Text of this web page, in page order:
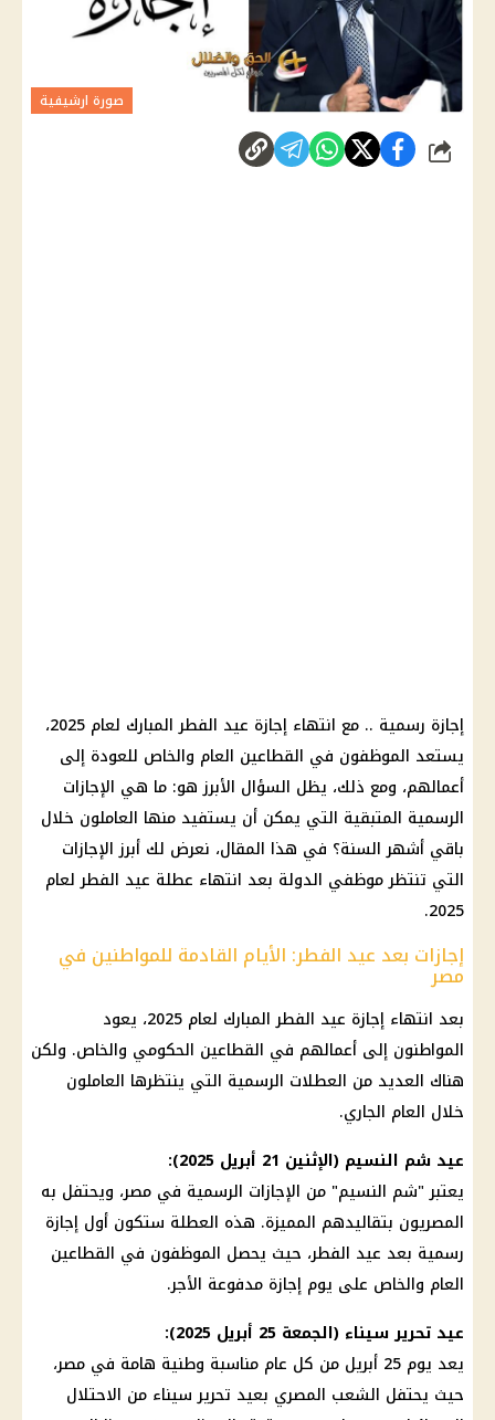
صورة ارشيفية
شارك
إجازة رسمية .. مع انتهاء إجازة عيد الفطر المبارك لعام 2025،
يستعد الموظفون في القطاعين العام والخاص للعودة إلى
أعمالهم، ومع ذلك، يظل السؤال الأبرز هو: ما هي الإجازات
الرسمية المتبقية التي يمكن أن يستفيد منها العاملون خلال
باقي أشهر السنة؟ في هذا المقال، نعرض لك أبرز الإجازات
التي تنتظر موظفي الدولة بعد انتهاء عطلة عيد الفطر لعام
2025.
إجازات بعد عيد الفطر: الأيام القادمة للمواطنين في
مصر
بعد انتهاء إجازة عيد الفطر المبارك لعام 2025، يعود
المواطنون إلى أعمالهم في القطاعين الحكومي والخاص. ولكن
هناك العديد من العطلات الرسمية التي ينتظرها العاملون
خلال العام الجاري.
عيد شم النسيم (الإثنين 21 أبريل 2025):
يعتبر "شم النسيم" من الإجازات الرسمية في مصر، ويحتفل به
المصريون بتقاليدهم المميزة. هذه العطلة ستكون أول إجازة
رسمية بعد عيد الفطر، حيث يحصل الموظفون في القطاعين
العام والخاص على يوم إجازة مدفوعة الأجر.
عيد تحرير سيناء (الجمعة 25 أبريل 2025):
يعد يوم 25 أبريل من كل عام مناسبة وطنية هامة في مصر،
حيث يحتفل الشعب المصري بعيد تحرير سيناء من الاحتلال